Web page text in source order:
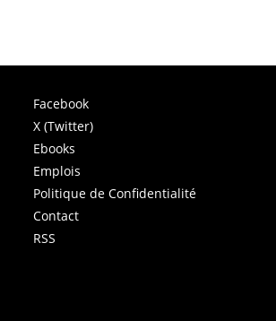
Facebook
X (Twitter)
Ebooks
Emplois
Politique de Confidentialité
Contact
RSS